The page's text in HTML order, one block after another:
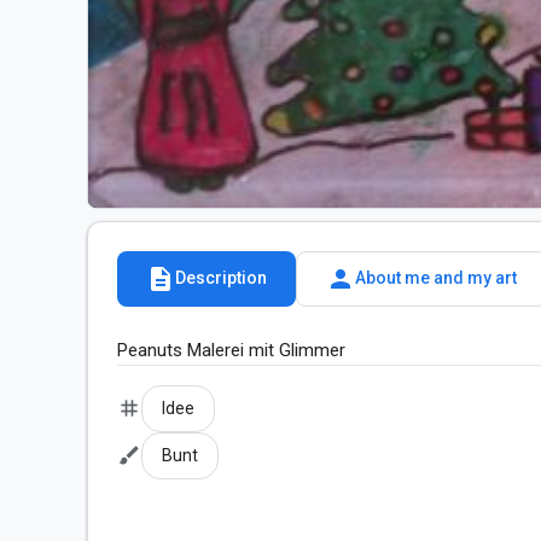
description Description person About me and my art
Peanuts Malerei mit Glimmer
tag Idee
brush Bunt